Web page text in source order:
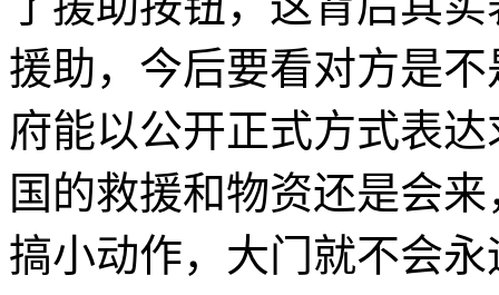
援助，今后要看对方是
府能以公开正式方式表
国的救援和物资还是会
搞小动作，大门就不会